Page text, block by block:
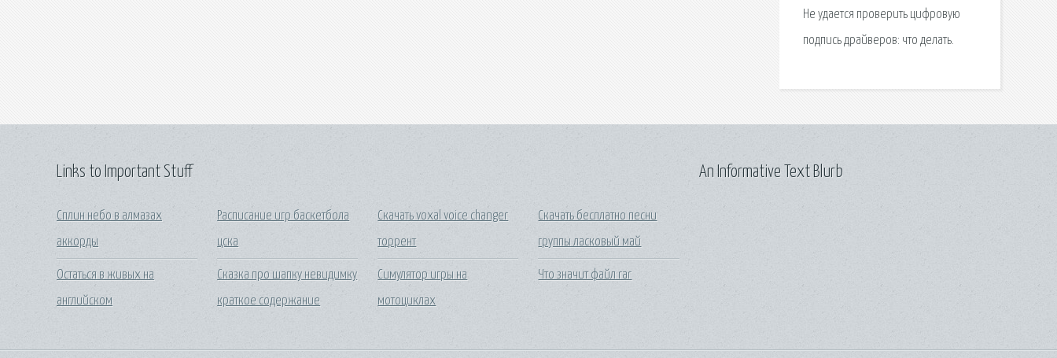
Не удается проверить цифровую
подпись драйверов: что делать.
Links to Important Stuff
Сплин небо в алмазах
аккорды
Остаться в живых на
английском
Расписание игр баскетбола
цска
Сказка про шапку невидимку
краткое содержание
Скачать voxal voice changer
торрент
Симулятор игры на
мотоциклах
Скачать бесплатно песни
группы ласковый май
Что значит файл rar
An Informative Text Blurb